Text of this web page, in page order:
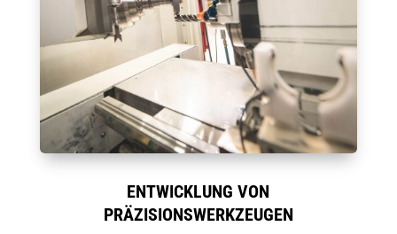
ENTWICKLUNG VON
PRÄZISIONSWERKZEUGEN